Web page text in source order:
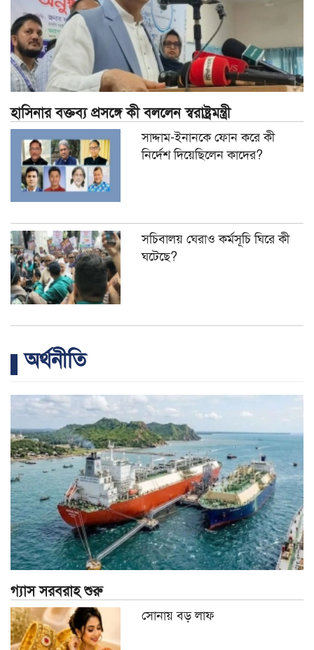
হাসিনার বক্তব্য প্রসঙ্গে কী বললেন স্বরাষ্ট্রমন্ত্রী
সাদ্দাম-ইনানকে ফোন করে কী
নির্দেশ দিয়েছিলেন কাদের?
সচিবালয় ঘেরাও কর্মসূচি ঘিরে কী
ঘটেছে?
অর্থনীতি
গ্যাস সরবরাহ শুরু
সোনায় বড় লাফ